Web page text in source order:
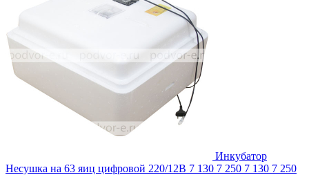
Инкубатор
Несушка на 63 яиц цифровой 220/12В 7 130 7 250 7 130 7 250